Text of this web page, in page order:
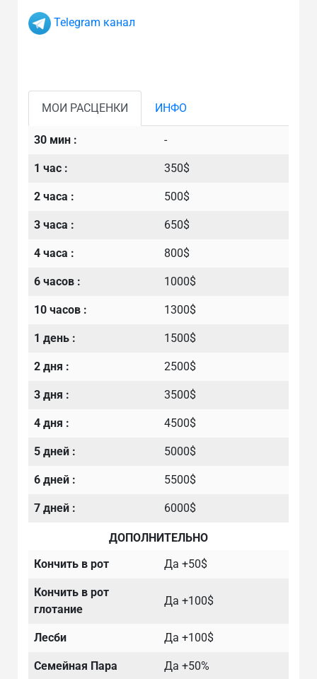
Telegram канал
МОИ РАСЦЕНКИ ИНФО
30 мин : -
1 час : 350$
2 часа : 500$
3 часа : 650$
4 часа : 800$
6 часов : 1000$
10 часов : 1300$
1 день : 1500$
2 дня : 2500$
3 дня : 3500$
4 дня : 4500$
5 дней : 5000$
6 дней : 5500$
7 дней : 6000$
ДОПОЛНИТЕЛЬНО
Кончить в рот
Да +50$
Кончить в рот
глотание
Да +100$
Лесби Да +100$
Семейная Пара Да +50%